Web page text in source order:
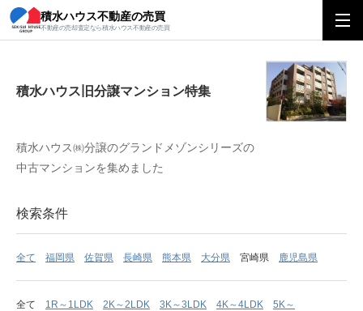
積水ハウス不動産の売買
不動産の売却査定なら積水ハウス不動産の売買
積水ハウス旧分譲マンション特集
積水ハウス旧分譲マンション特集
積水ハウス㈱分譲のグランドメゾンシリーズの
中古マンションを集めました
検索条件
全て 福岡県 佐賀県 長崎県 熊本県 大分県 宮崎県 鹿児島県
全て 1R～1LDK 2K～2LDK 3K～3LDK 4K～4LDK 5K～